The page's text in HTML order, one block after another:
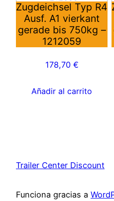
Zugdeichsel Typ R4
Ausf. A1 vierkant
gerade bis 750kg –
1212059
178,70 €
Añadir al carrito
Trailer Center Discount
Funciona gracias a